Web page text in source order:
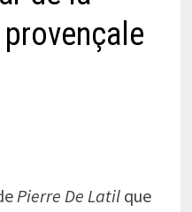
Pierre De Latilque